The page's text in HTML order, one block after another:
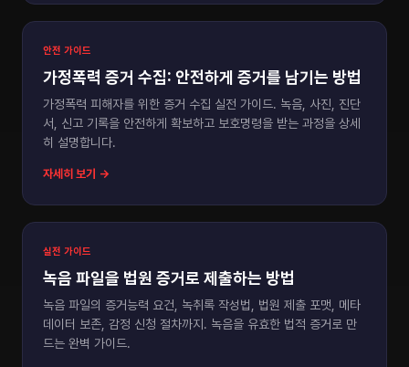
안전 가이드
가정폭력 증거 수집: 안전하게 증거를 남기는 방법
가정폭력 피해자를 위한 증거 수집 실전 가이드. 녹음, 사진, 진단
서, 신고 기록을 안전하게 확보하고 보호명령을 받는 과정을 상세
히 설명합니다.
자세히 보기 →
실전 가이드
녹음 파일을 법원 증거로 제출하는 방법
녹음 파일의 증거능력 요건, 녹취록 작성법, 법원 제출 포맷, 메타
데이터 보존, 감정 신청 절차까지. 녹음을 유효한 법적 증거로 만
드는 완벽 가이드.